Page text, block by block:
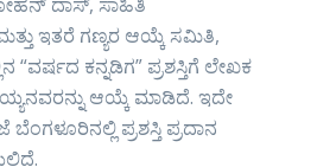
ಇತರೆ ಗಣ್ಯರ ಆಯ್ಕೆ ಸಮಿತಿ,
“ವರ್ಷದ ಕನ್ನಡಿಗ” ಪ್ರಶಸ್ತಿಗೆ ಲೇಖಕ
ಆಯ್ಕೆ ಮಾಡಿದೆ. ಇದೇ
ಪ್ರಶಸ್ತಿ ಪ್ರದಾನ